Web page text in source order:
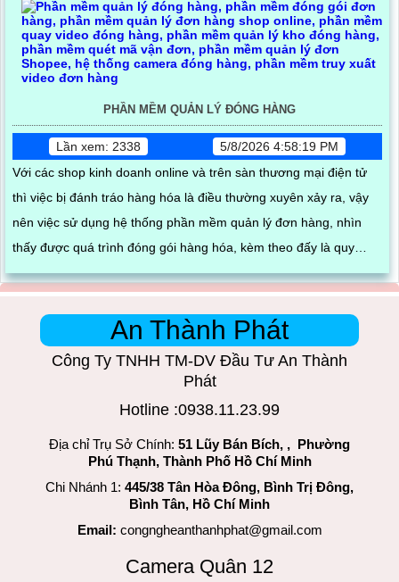
PHẦN MỀM QUẢN LÝ ĐÓNG HÀNG
Lần xem: 2338
5/8/2026 4:58:19 PM
Với các shop kinh doanh online và trên sàn thương mại điện tử
thì việc bị đánh tráo hàng hóa là điều thường xuyên xảy ra, vậy
nên việc sử dụng hệ thống phần mềm quản lý đơn hàng, nhìn
thấy được quá trình đóng gói hàng hóa, kèm theo đấy là quy
trình đóng gói cũng được ghi lại một cách dễ dàng
An Thành Phát
Công Ty TNHH TM-DV Đầu Tư An Thành
Phát
Hotline :0938.11.23.99
Địa chỉ Trụ Sở Chính: 51 Lũy Bán Bích, , Phường
Phú Thạnh, Thành Phố Hồ Chí Minh
Chi Nhánh 1: 445/38 Tân Hòa Đông, Bình Trị Đông,
Bình Tân, Hồ Chí Minh
Email: congngheanthanhphat@gmail.com
Camera Quân 12